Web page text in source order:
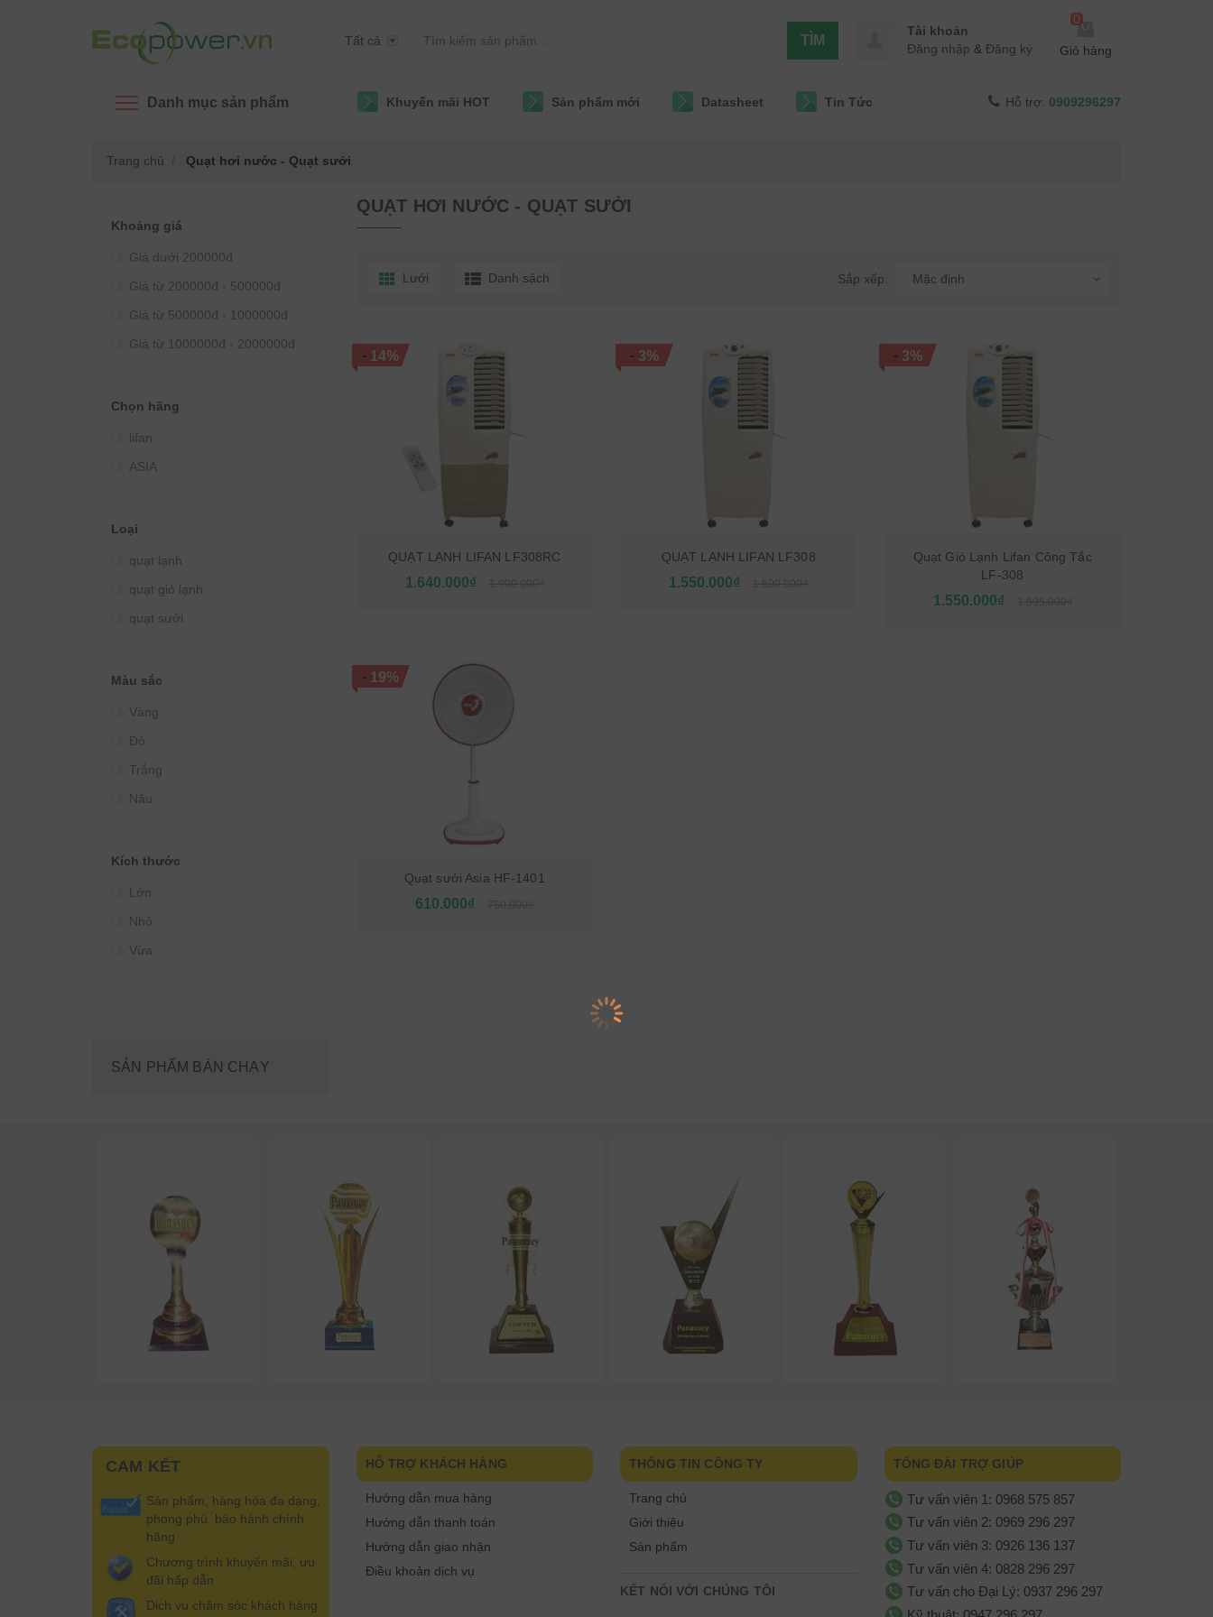
Tất cả TÌM
0
Giỏ hàng
Tài khoản
Đăng nhập & Đăng ký
Danh mục sản phẩm Khuyến mãi HOT Sản phẩm mới Datasheet Tin Tức Hỗ trợ: 0909296297
Trang chủ Quạt hơi nước - Quạt sưởi
Khoảng giá
Giá dưới 200000đ
Giá từ 200000đ - 500000đ
Giá từ 500000đ - 1000000đ
Giá từ 1000000đ - 2000000đ
Giá từ 3000000đ - 4000000đ
Giá từ 4000000đ - 5000000đ
Giá từ 5000000đ - 10000000đ
Chọn hãng
lifan
ASIA
Loại
quạt lạnh
quạt gió lạnh
quạt sưởi
Màu sắc
Vàng
Đỏ
Trắng
Nâu
Kích thước
Lớn
Nhỏ
Vừa
SẢN PHẨM BÁN CHẠY
QUẠT HƠI NƯỚC - QUẠT SƯỞI
Lưới Danh sách Sắp xếp: Mặc định
- 14%
QUẠT LẠNH LIFAN LF308RC
1.640.000₫
-3%
QUẠT LẠNH LIFAN LF308
1.550.000₫
- 3%
Quạt Gió Lạnh Lifan Công Tắc
LF-308
1.550.000₫
- 19%
Quạt sưởi Asia HF-1401
610.000₫
CAM KẾT
Sản phẩm, hàng hóa đa dạng,
phong phú, bảo hành chính
hãng
Chương trình khuyến mãi, ưu
đãi hấp dẫn
Dịch vụ chăm sóc khách hàng
HỖ TRỢ KHÁCH HÀNG
Hướng dẫn mua hàng
Hướng dẫn thanh toán
Hướng dẫn giao nhận
Điều khoản dịch vụ
THÔNG TIN CÔNG TY
Trang chủ
Giới thiệu
Sản phẩm
KẾT NỐI VỚI CHÚNG TÔI
TỔNG ĐÀI TRỢ GIÚP
Tư vấn viên 1: 0968 575 857
Tư vấn viên 2: 0969 296 297
Tư vấn viên 3: 0926 136 137
Tư vấn viên 4: 0828 296 297
Tư vấn cho Đại Lý: 0937 296 297